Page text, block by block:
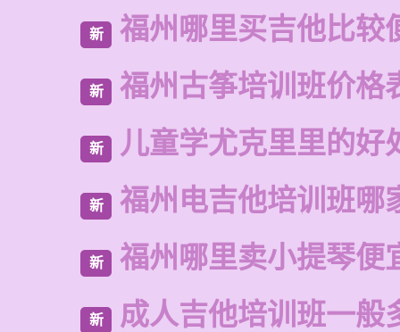
新 福州哪里买吉他比较
新 福州古筝培训班价格
新 儿童学尤克里里的好
新 福州电吉他培训班哪
新 福州哪里卖小提琴便
新 成人吉他培训班一般